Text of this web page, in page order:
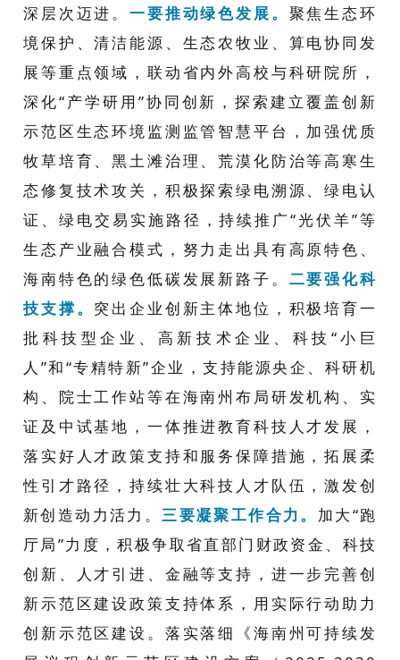
深层次迈进。一要推动绿色发展。 聚焦生态环
境保护、清洁能源、生态农牧业、算电协同发
展等重点领域， 联动省内外高校与科研院所，
深化“产学研用”协同创新 ，探索建立覆盖创新
示范区生态环境监测监管智慧平台，加强优质
牧草培育、黑土滩治理 、荒漠化防治等高寒生
态修复技术攻关， 积极探索绿电溯源、绿电认
证、 绿电交易 实施路径，持续推广“光伏羊”等
生态产业融合模式，努力走出具有高原特色、
海南特色的绿色低碳发展新路子。 二要强化科
技支撑。 突出企业创新主体地位，积极培育一
批科技型企业、高新技术企业、科技 “小巨
人 ”和“专精特新”企业 ，支持能源央企、科研机
构、院士工作站等在海南州布局研发机构、实
证及中试基地 ， 一体推进教育科技人才发展，
落实好人才政策支持和服务保障措施，拓展柔
性引才路径，持续壮大科技人才队伍，激发创
新创造动力活力。 三要凝聚工作合力。 加大“跑
厅局”力度，积极争取省直部门财政资金、科技
创新、人才引进、金融等支持，进一步完善创
新示范区建设政策支持体系 ，用实际行动助力
创新示范区建设 。 落实落细《海南州可持续发